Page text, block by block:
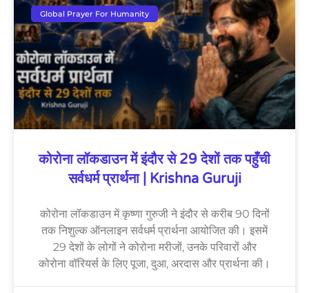
Global Prayer For Humanity
कोरोना लॉकडाउन में इंदौर से 29 देशों तक पहुँची
सर्वधर्म प्रार्थना | Krishna Guruji
कोरोना लॉकडाउन में कृष्णा गुरुजी ने इंदौर से करीब 90 दिनों
तक निशुल्क ऑनलाइन सर्वधर्म प्रार्थना आयोजित की। इसमें
29 देशों के लोगों ने कोरोना मरीजों, उनके परिवारों और
कोरोना वॉरियर्स के लिए पूजा, दुआ, अरदास और प्रार्थना की।